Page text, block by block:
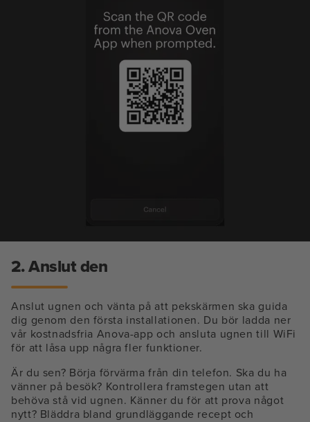
2. Anslut den
Anslut ugnen och vänta på att pekskärmen ska guida
dig genom den första installationen. Du bör ladda ner
vår kostnadsfria Anova-app och ansluta ugnen till WiFi
för att låsa upp några fler funktioner.
Är du sen? Börja förvärma från din telefon. Ska du ha
vänner på besök? Kontrollera framstegen utan att
behöva stå vid ugnen. Känner du för att prova något
nytt? Bläddra bland grundläggande recept och